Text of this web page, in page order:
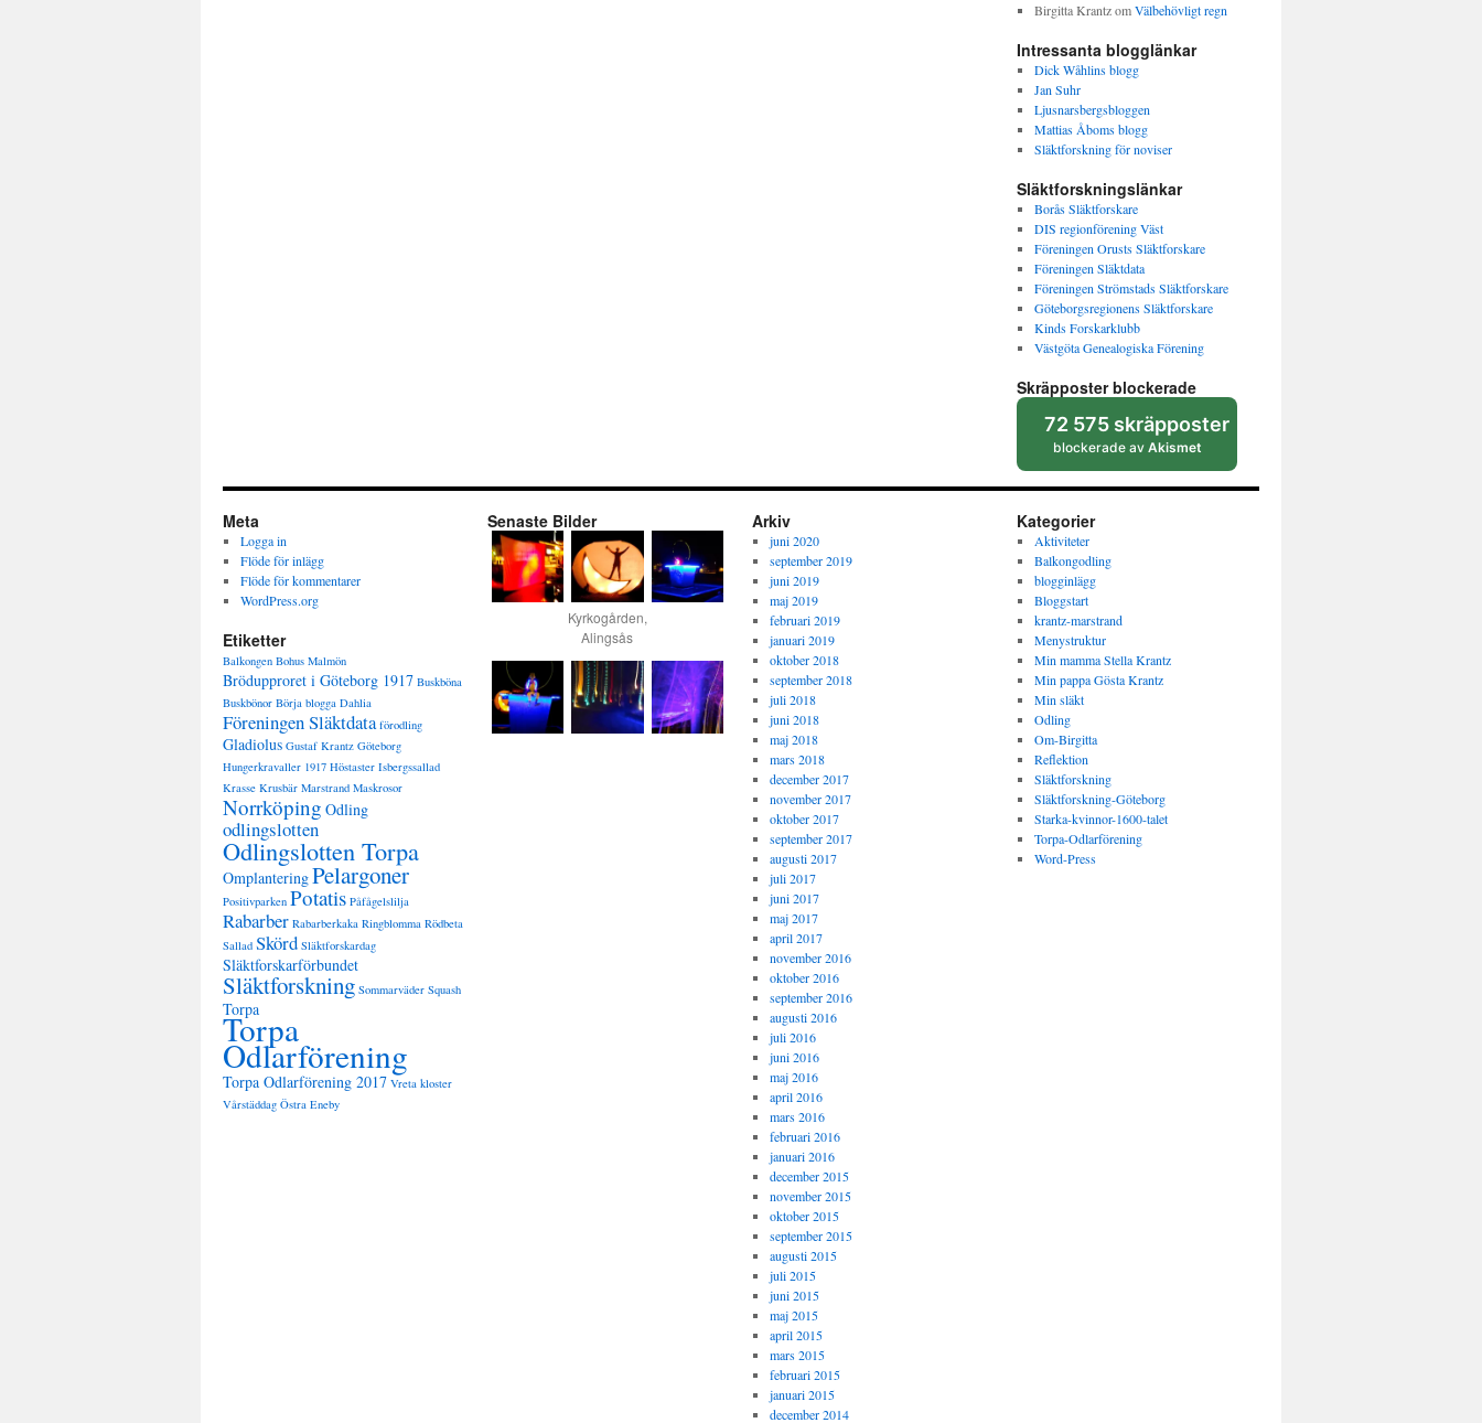
Birgitta KrantzomVälbehövligt regn
Intressanta blogglänkar
Dick Wåhlins blogg
Jan Suhr
Ljusnarsbergsbloggen
Mattias Åboms blogg
Släktforskning för noviser
Släktforskningslänkar
Borås Släktforskare
DIS regionförening Väst
Föreningen Orusts Släktforskare
Föreningen Släktdata
Föreningen Strömstads Släktforskare
Göteborgsregionens Släktforskare
Kinds Forskarklubb
Västgöta Genealogiska Förening
Skräpposter blockerade
72 575 skräpposter
blockerade av Akismet
Meta
Logga in
Flöde för inlägg
Flöde för kommentarer
WordPress.org
Etiketter
Balkongen Bohus Malmön
Brödupproret i Göteborg 1917 Buskböna
Buskbönor Börja blogga Dahlia
Föreningen Släktdata förodling
Gladiolus Gustaf Krantz Göteborg
Hungerkravaller 1917 Höstaster Isbergssallad
Krasse Krusbär Marstrand Maskrosor
Norrköping Odling
odlingslotten
Odlingslotten Torpa
OmplanteringPelargoner
Positivparken Potatis Påfågelslilja
Rabarber Rabarberkaka Ringblomma Rödbeta
Sallad Skörd Släktforskardag
Släktforskarförbundet
Släktforskning Sommarväder Squash
Torpa
Torpa
Odlarförening
Torpa Odlarförening 2017 Vreta kloster
Vårstäddag Östra Eneby
Senaste Bilder
Kyrkogården,
Alingsås
Arkiv
juni 2020
september 2019
juni 2019
maj 2019
februari 2019
januari 2019
oktober 2018
september 2018
juli 2018
juni 2018
maj 2018
mars 2018
december 2017
november 2017
oktober 2017
september 2017
augusti 2017
juli 2017
juni 2017
maj 2017
april 2017
november 2016
oktober 2016
september 2016
augusti 2016
juli 2016
juni 2016
maj 2016
april 2016
mars 2016
februari 2016
januari 2016
december 2015
november 2015
oktober 2015
september 2015
augusti 2015
juli 2015
juni 2015
maj 2015
april 2015
mars 2015
februari 2015
januari 2015
december 2014
Kategorier
Aktiviteter
Balkongodling
blogginlägg
Bloggstart
krantz-marstrand
Menystruktur
Min mamma Stella Krantz
Min pappa Gösta Krantz
Min släkt
Odling
Om-Birgitta
Reflektion
Släktforskning
Släktforskning-Göteborg
Starka-kvinnor-1600-talet
Torpa-Odlarförening
Word-Press